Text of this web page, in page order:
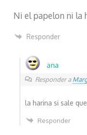
Ni el papelon ni la
Responder
ana
Responder a
la harina si sale
Responder